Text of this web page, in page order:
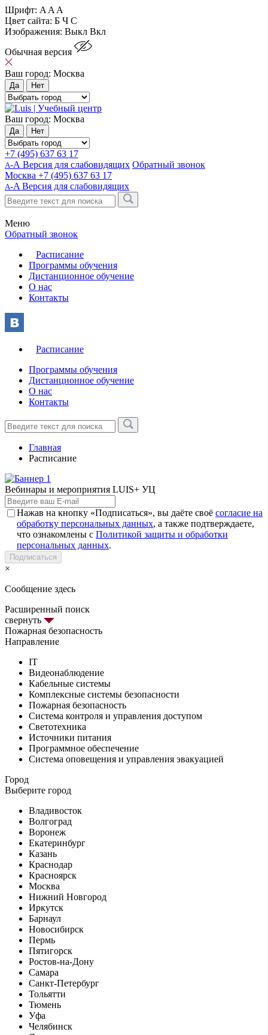
Шрифт: A A A
Цвет сайта: Б Ч С
Изображения: Выкл Вкл
Обычная версия
Ваш город: Москва
Да Нет
Ваш город: Москва
Да Нет
+7 (495) 637 63 17
А-А Версия для слабовидящих Обратный звонок
Москва +7 (495) 637 63 17
A-A Версия для слабовидящих
Меню
Обратный звонок
Расписание
Программы обучения
Дистанционное обучение
О нас
Контакты
Расписание
Программы обучения
Дистанционное обучение
О нас
Контакты
Главная
Расписание
Вебинары и мероприятия LUIS+ УЦ
Нажав на кнопку «Подписаться», вы даёте своё согласие на
обработку персональных данных, а также подтверждаете,
что ознакомлены с Политикой защиты и обработки
персональных данных.
Подписаться
×
Сообщение здесь
Расширенный поиск
свернуть
Пожарная безопасность
Направление
IT
Видеонаблюдение
Кабельные системы
Комплексные системы безопасности
Пожарная безопасность
Система контроля и управления доступом
Светотехника
Источники питания
Программное обеспечение
Система оповещения и управления эвакуацией
Город
Выберите город
Владивосток
Волгоград
Воронеж
Екатеринбург
Казань
Краснодар
Красноярск
Москва
Нижний Новгород
Иркутск
Барнаул
Новосибирск
Пермь
Пятигорск
Ростов-на-Дону
Самара
Санкт-Петербург
Тольятти
Тюмень
Уфа
Челябинск